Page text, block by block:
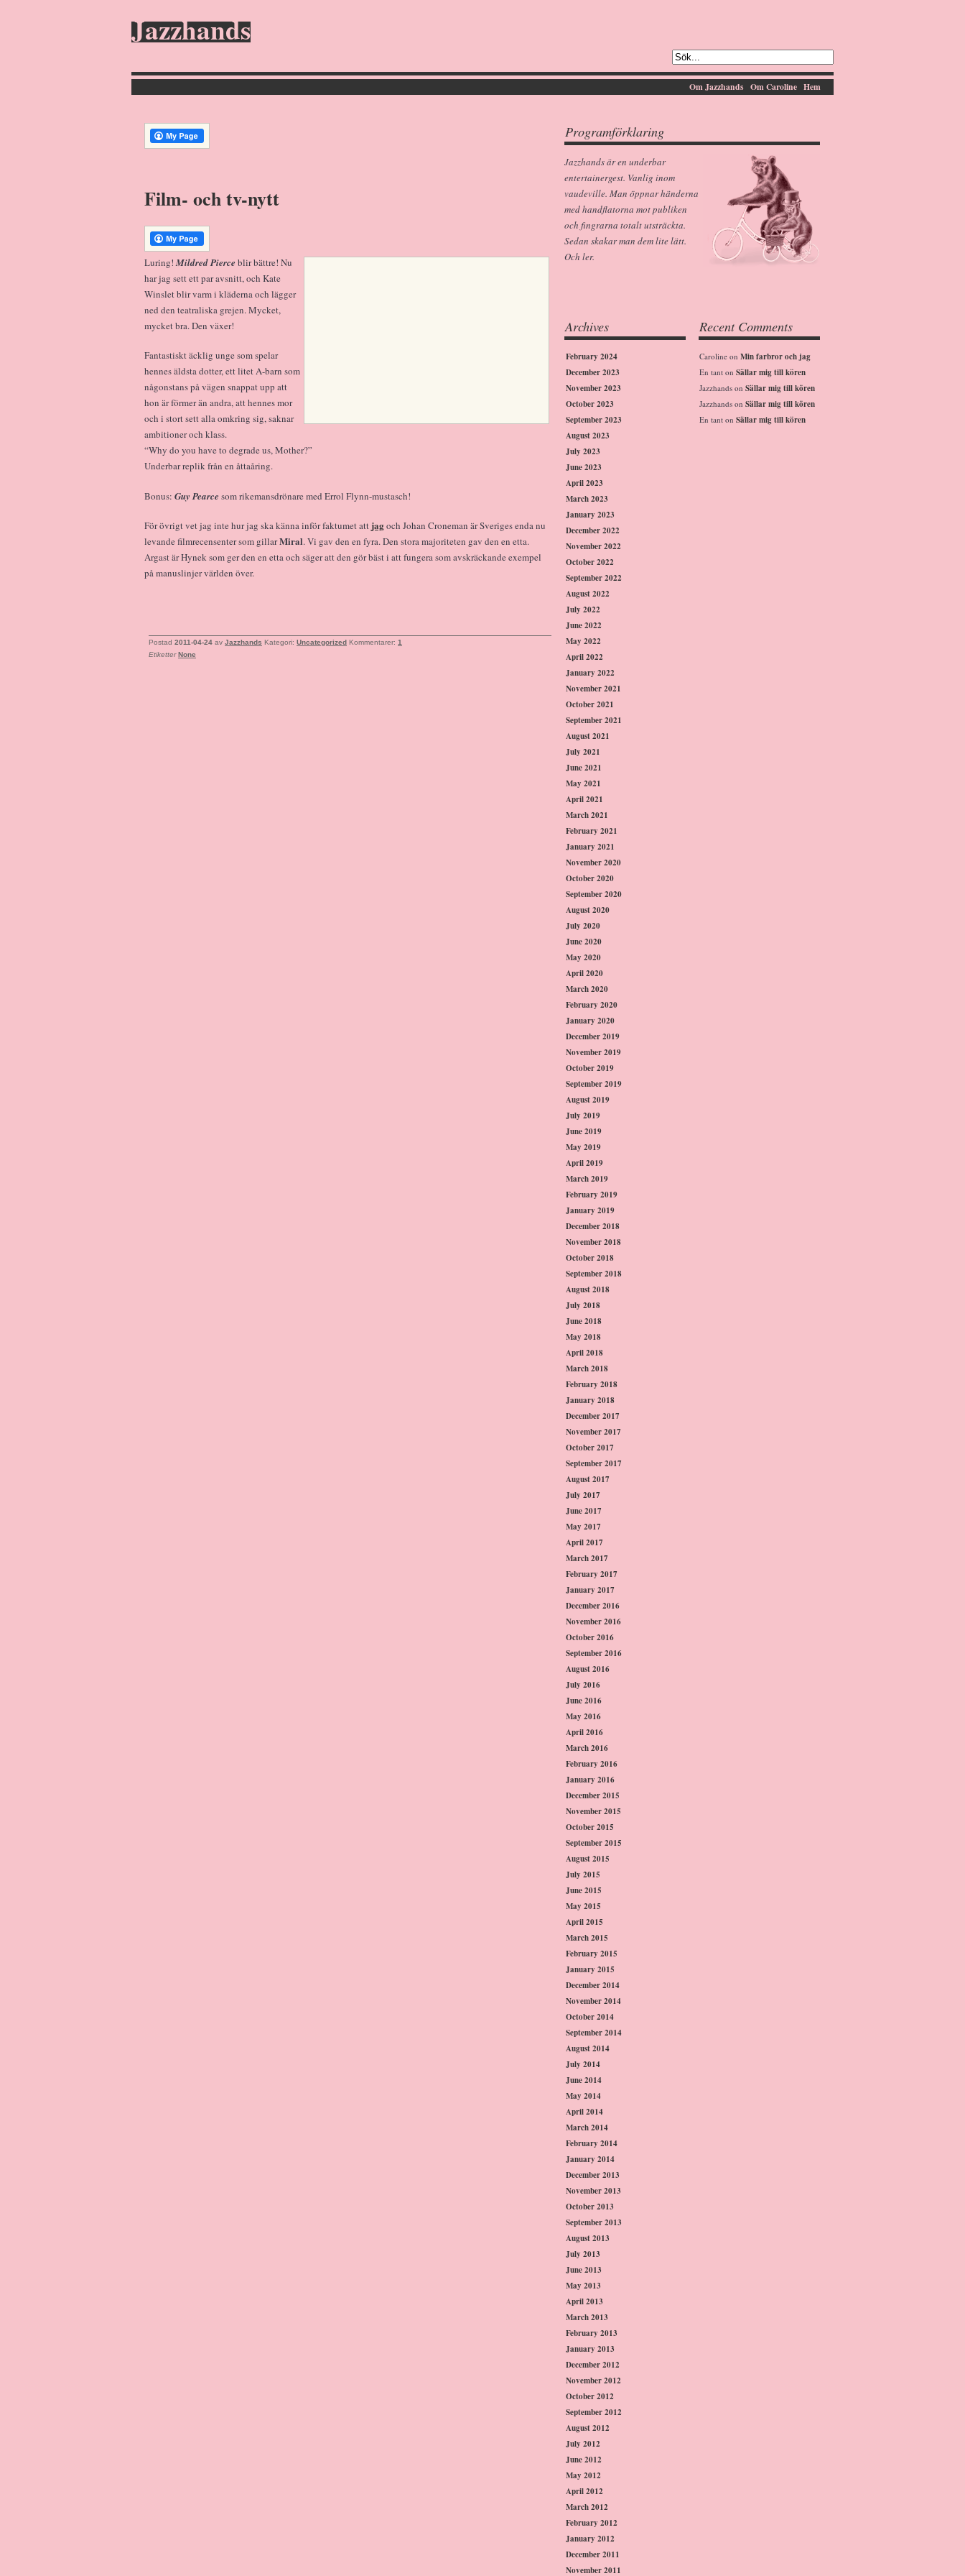
Jazzhands
Hem
Om Caroline
Om Jazzhands
Film- och tv-nytt
Luring! Mildred Pierce blir bättre! Nu
har jag sett ett par avsnitt, och Kate
Winslet blir varm i kläderna och lägger
ned den teatraliska grejen. Mycket,
mycket bra. Den växer!
Fantastiskt äcklig unge som spelar
hennes äldsta dotter, ett litet A-barn som
någonstans på vägen snappat upp att
hon är förmer än andra, att hennes mor
och i stort sett alla omkring sig, saknar
ambitioner och klass.
“Why do you have to degrade us, Mother?”
Underbar replik från en åttaåring.
Bonus: Guy Pearce som rikemansdrönare med Errol Flynn-mustasch!
För övrigt vet jag inte hur jag ska känna inför faktumet att jagoch Johan Croneman är Sveriges enda nu
levande filmrecensenter som gillarMiral. Vi gav den en fyra. Den stora majoriteten gav den en etta.
Argast är Hynek som ger den en etta och säger att den gör bäst i att fungera som avskräckande exempel
på manuslinjer världen över.
Postad 2011-04-24 av Jazzhands Kategori: Uncategorized Kommentarer: 1
Etiketter None
Programförklaring
Jazzhands är en underbar
entertainergest. Vanlig inom
vaudeville. Man öppnar händerna
med handflatorna mot publiken
och fingrarna totalt utsträckta.
Sedan skakar man dem lite lätt.
Och ler.
Archives
February 2024
December 2023
November 2023
October 2023
September 2023
August 2023
July 2023
June 2023
April 2023
March 2023
January 2023
December 2022
November 2022
October 2022
September 2022
August 2022
July 2022
June 2022
May 2022
April 2022
January 2022
November 2021
October 2021
September 2021
August 2021
July 2021
June 2021
May 2021
April 2021
March 2021
February 2021
January 2021
November 2020
October 2020
September 2020
August 2020
July 2020
June 2020
May 2020
April 2020
March 2020
February 2020
January 2020
December 2019
November 2019
October 2019
September 2019
August 2019
July 2019
June 2019
May 2019
April 2019
March 2019
February 2019
January 2019
December 2018
November 2018
October 2018
September 2018
August 2018
July 2018
June 2018
May 2018
April 2018
March 2018
February 2018
January 2018
December 2017
November 2017
October 2017
September 2017
August 2017
July 2017
June 2017
May 2017
April 2017
March 2017
February 2017
January 2017
December 2016
November 2016
October 2016
September 2016
August 2016
July 2016
June 2016
May 2016
April 2016
March 2016
February 2016
January 2016
December 2015
November 2015
October 2015
September 2015
August 2015
July 2015
June 2015
May 2015
April 2015
March 2015
February 2015
January 2015
December 2014
November 2014
October 2014
September 2014
August 2014
July 2014
June 2014
May 2014
April 2014
March 2014
February 2014
January 2014
December 2013
November 2013
October 2013
September 2013
August 2013
July 2013
June 2013
May 2013
April 2013
March 2013
February 2013
January 2013
December 2012
November 2012
October 2012
September 2012
August 2012
July 2012
June 2012
May 2012
April 2012
March 2012
February 2012
January 2012
December 2011
November 2011
Recent Comments
Caroline on Min farbror och jag
En tant on Sällar mig till kören
Jazzhands on Sällar mig till kören
Jazzhands on Sällar mig till kören
En tant on Sällar mig till kören